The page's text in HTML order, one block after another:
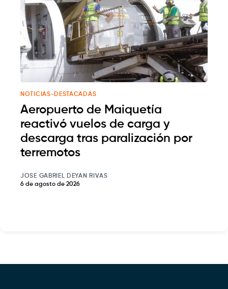
NOTICIAS-DESTACADAS
Aeropuerto de Maiquetía
reactivó vuelos de carga y
descarga tras paralización por
terremotos
JOSE GABRIEL DEYAN RIVAS
6 de agosto de 2026